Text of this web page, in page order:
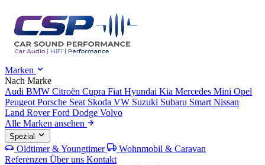
Marken
Nach Marke
Audi BMW Citroën Cupra Fiat Hyundai Kia Mercedes Mini Opel
Peugeot Porsche Seat Skoda VW Suzuki Subaru Smart Nissan
Land RoverFord Dodge Volvo
Alle Marken ansehen
Spezial
Oldtimer & Youngtimer
Wohnmobil & Caravan
Referenzen Über uns Kontakt